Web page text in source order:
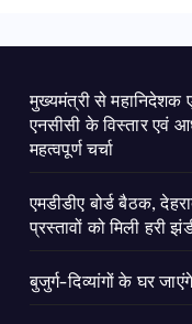
मुख्यमंत्री से महानिदेशक
एनसीसी के विस्तार एवं
महत्वपूर्ण चर्चा
एमडीडीए बोर्ड बैठक,
प्रस्तावों को मिली हरी
बुजुर्ग-दिव्यांगों के घर